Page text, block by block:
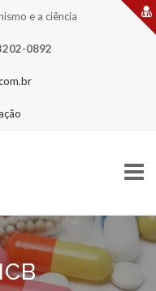
e a ciência
0892